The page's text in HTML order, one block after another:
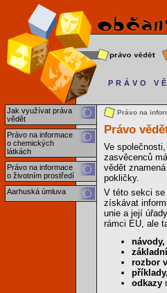
Jak využívat práva
vědět
Právo na informace
o chemických
látkách
Právo na informace
o životním prostředí
Aarhuská úmluva
PRÁVO
Právo na
Právo
Ve
zasvěcenců
vědět
pokličky.
V této sekci
získávat
unie a její
rámci EU, ale
rozbor
odkazy